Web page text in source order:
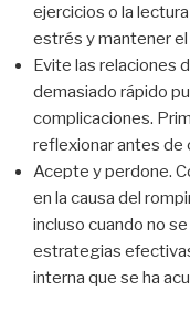
ejercicios o la
estrés y mantener
Evite las relaciones
demasiado rápido
complicaciones.
reflexionar antes de
Acepte y perdone.
en la causa del
incluso cuando no
estrategias
interna que se ha